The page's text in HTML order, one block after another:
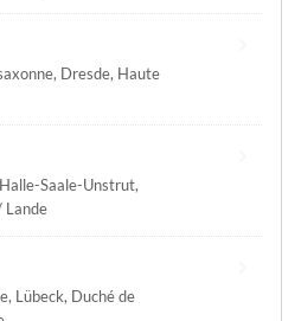
, Dresde, Haute
Halle-Saale-Unstrut,
Lande
, Lübeck, Duché de